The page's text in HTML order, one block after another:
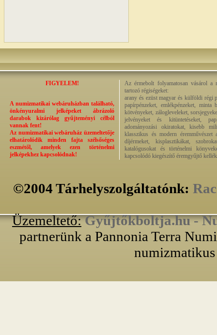
FIGYELEM!
A numizmatikai webáruházban található,
önkényuralmi jelképeket ábrázoló
darabok kizárólag gyűjteményi célból
vannak fent!
Az numizmatikai webáruház üzemeltetője
elhatárolódik minden fajta szélsőséges
eszmétől, amelyek ezen történelmi
jelképekhez kapcsolódnak!
Az érmebolt folyamatosan vásárol a
tartozó régiségeket:
arany és ezüst magyar és külföldi régi
papírpénzeket, emlékpénzeket, minta
kötvényeket, zálogleveleket,
jelvényeket és kitüntetéseket,
adományozási okiratokat, kisebb
klasszikus és modern éremművészet
díjérmeket, kisplasztikákat,
katalógusokat és történelmi
kapcsolódó kiegészítő éremgyűjtő
©2004 Tárhelyszolgáltatónk:
Üzemeltető: Gyűjtőkboltja.hu -
partnerünk a Pannonia Terra
numizmatikus